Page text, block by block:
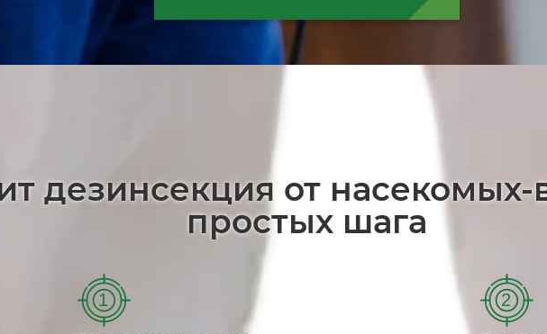
дезинсекция от
простых шага
1 2